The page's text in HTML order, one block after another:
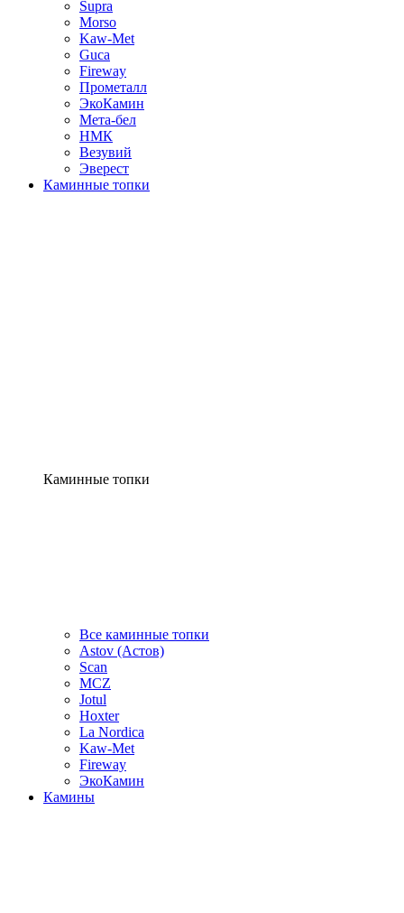
Supra
Morso
Kaw-Met
Guca
Fireway
Прометалл
ЭкоКамин
Мета-бел
НМК
Везувий
Эверест
Каминные топки
Каминные топки
Все каминные топки
Astov (Астов)
Scan
MCZ
Jotul
Hoxter
La Nordica
Kaw-Met
Fireway
ЭкоКамин
Камины